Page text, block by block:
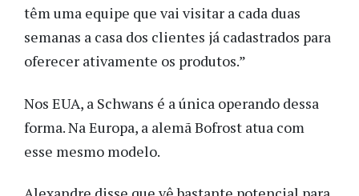
têm uma equipe que vai visitar a cada duas
semanas a casa dos clientes já cadastrados para
oferecer ativamente os produtos.”
Nos EUA, a Schwans é a única operando dessa
forma. Na Europa, a alemã Bofrost atua com
esse mesmo modelo.